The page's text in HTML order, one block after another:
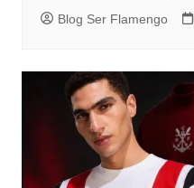
Blog Ser Flamengo